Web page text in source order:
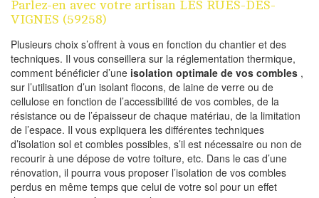
Parlez-en avec votre artisan LES RUES-DES-
VIGNES (59258)
Plusieurs choix s’offrent à vous en fonction du chantier et des
techniques. Il vous conseillera sur la réglementation thermique,
comment bénéficier d’une isolation optimale de vos combles ,
sur l’utilisation d’un isolant flocons, de laine de verre ou de
cellulose en fonction de l’accessibilité de vos combles, de la
résistance ou de l’épaisseur de chaque matériau, de la limitation
de l’espace. Il vous expliquera les différentes techniques
d’isolation sol et combles possibles, s’il est nécessaire ou non de
recourir à une dépose de votre toiture, etc. Dans le cas d’une
rénovation, il pourra vous proposer l’isolation de vos combles
perdus en même temps que celui de votre sol pour un effet